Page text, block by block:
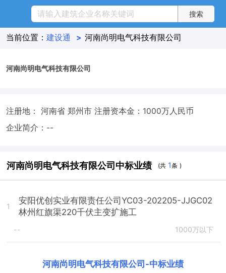
当前位置： 建设通 > 河南尚明电气科技有限公司
河南尚明电气科技有限公司
注册地： 河南省 郑州市 注册资本金：1000万人民币
企业简介：--
河南尚明电气科技有限公司中标业绩 (共 1条 )
1
安阳优创实业有限责任公司YC03-202205-JJGC02
林州红旗渠220千伏主变扩施工
-- 1000万以下
河南尚明电气科技有限公司 -中标业绩